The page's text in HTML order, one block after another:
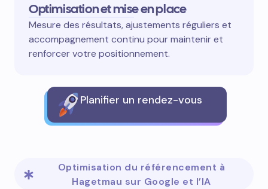
Optimisation et mise en place
Mesure des résultats, ajustements réguliers et
accompagnement continu pour maintenir et
renforcer votre positionnement.
Planifier un rendez-vous
Optimisation du référencement à
Hagetmau sur Google et l’IA